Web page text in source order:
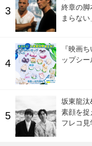
終章の脚
まらない
『映画
ップシ
坂東龍汰
素顔を捉
フレコ見